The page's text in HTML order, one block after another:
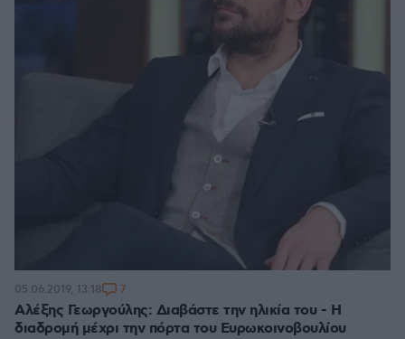
Αλέξης Γεωργούλης: Διαβάστε την ηλικία του - Η
διαδρομή μέχρι την πόρτα του Ευρωκοινοβουλίου
05.06.2019, 13:18 7